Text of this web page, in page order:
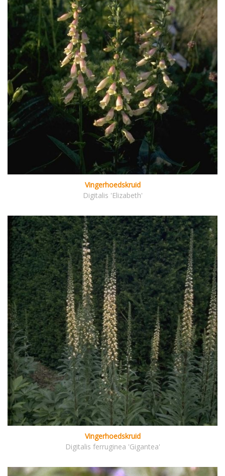
Vingerhoedskruid
Digitalis 'Elizabeth'
Vingerhoedskruid
Digitalis ferruginea 'Gigantea'